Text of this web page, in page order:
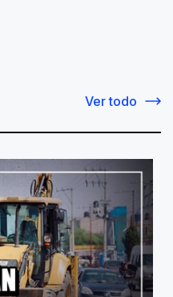
Ver todo